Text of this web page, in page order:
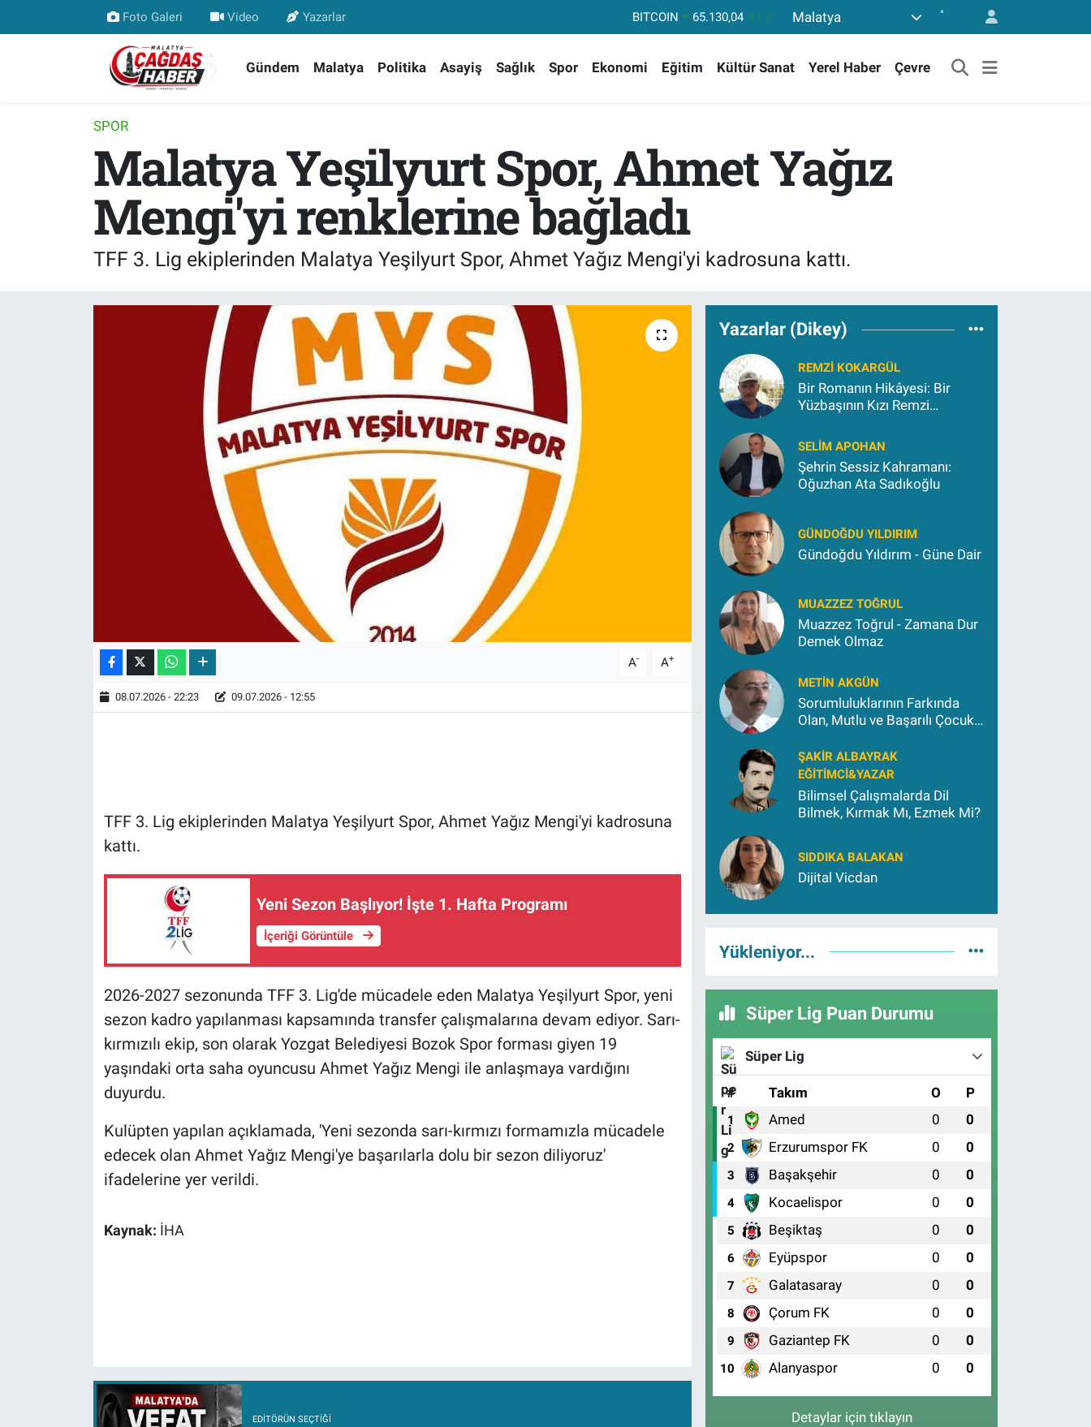
Foto Galeri Video Yazarlar DOLAR 47,7106 %0.17
STERLİN
Malatya °
Gündem Malatya Politika Asayiş Sağlık Spor Ekonomi Eğitim Kültür Sanat Yerel Haber Çevre
SPOR
Malatya Yeşilyurt Spor, Ahmet Yağız
Mengi'yi renklerine bağladı
TFF 3. Lig ekiplerinden Malatya Yeşilyurt Spor, Ahmet Yağız Mengi'yi kadrosuna kattı.
A- A+
08.07.2026 - 22:23 09.07.2026 - 12:55
TFF 3. Lig ekiplerinden Malatya Yeşilyurt Spor, Ahmet Yağız Mengi'yi kadrosuna
kattı.
Yeni Sezon Başlıyor! İşte 1. Hafta Programı
İçeriği Görüntüle
2026-2027 sezonunda TFF 3. Lig'de mücadele eden Malatya Yeşilyurt Spor, yeni
sezon kadro yapılanması kapsamında transfer çalışmalarına devam ediyor. Sarı-
kırmızılı ekip, son olarak Yozgat Belediyesi Bozok Spor forması giyen 19
yaşındaki orta saha oyuncusu Ahmet Yağız Mengi ile anlaşmaya vardığını
duyurdu.
Kulüpten yapılan açıklamada, 'Yeni sezonda sarı-kırmızı formamızla mücadele
edecek olan Ahmet Yağız Mengi'ye başarılarla dolu bir sezon diliyoruz'
ifadelerine yer verildi.
Kaynak: İHA
EDITÖRÜN SEÇTIĞI
Yazarlar (Dikey)
REMZI KOKARGÜL
Bir Romanın Hikâyesi: Bir
Yüzbaşının Kızı Remzi
SELIM APOHAN
Şehrin Sessiz Kahramanı:
Oğuzhan Ata Sadıkoğlu
GÜNDOĞDU YILDIRIM
Gündoğdu Yıldırım - Güne Dair
MUAZZEZ TOĞRUL
Muazzez Toğrul - Zamana Dur
Demek Olmaz
METIN AKGÜN
Sorumluluklarının Farkında
Olan, Mutlu ve Başarılı Çocuk
ŞAKIR ALBAYRAK
EĞITIMCI&YAZAR
Bilimsel Çalışmalarda Dil
Bilmek, Kırmak Mı, Ezmek Mi?
SIDDIKA BALAKAN
Dijital Vicdan
Yükleniyor...
Süper Lig Puan Durumu
Süper Lig
# Takım O P
1 Amed 0 0
2 Erzurumspor FK 0 0
3 Başakşehir 0 0
4 Kocaelispor 0 0
5 Beşiktaş 0 0
6 Eyüpspor 0 0
7 Galatasaray 0 0
8 Çorum FK 0 0
9 Gaziantep FK 0 0
10 Alanyaspor 0 0
Detaylar için tıklayın
Nöbetçi Eczaneler
Malatya Namaz Vakitleri
Trafik Durumu
Süper Lig Puan Durumu ve Fikstür
Tüm Manşetler
Son Dakika Haberleri